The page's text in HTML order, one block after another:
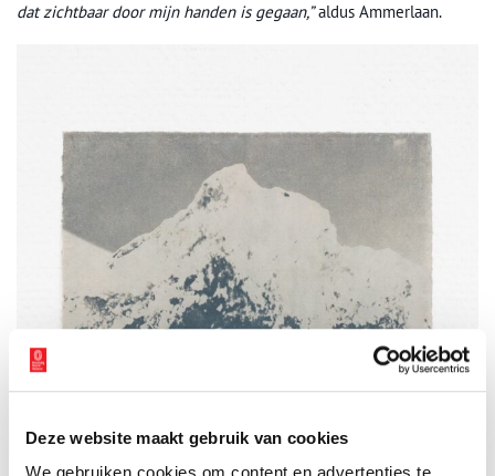
Deze website maakt gebruik van cookies
dat zichtbaar door mijn handen is gegaan,”aldus Ammerlaan.